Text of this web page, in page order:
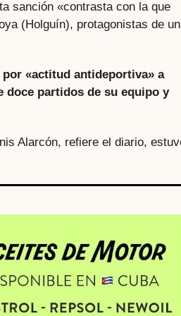
sanción «contrasta con la que
(Holguín), protagonistas de
«actitud antideportiva» a
doce partidos de su equipo y
Alarcón, refiere el diario,